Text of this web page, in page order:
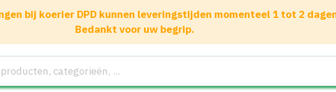
bij koerier DPD kunnen leveringstijden momenteel 1 tot 2
Bedankt voor uw begrip.